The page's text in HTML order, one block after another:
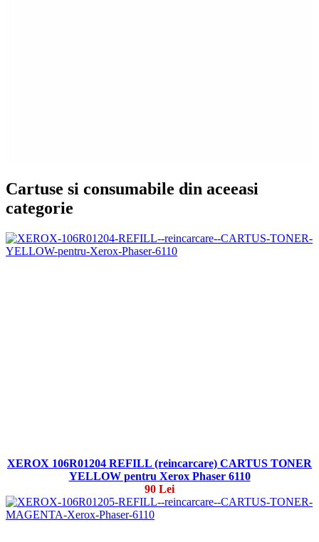
Cartuse si consumabile din aceeasi
categorie
XEROX 106R01204 REFILL (reincarcare) CARTUS TONER
YELLOW pentru Xerox Phaser 6110
90 Lei